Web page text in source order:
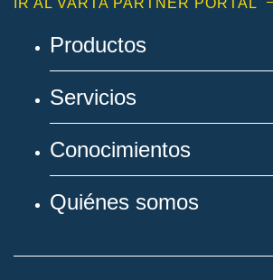
Productos
Servicios
Conocimientos
Quiénes somos